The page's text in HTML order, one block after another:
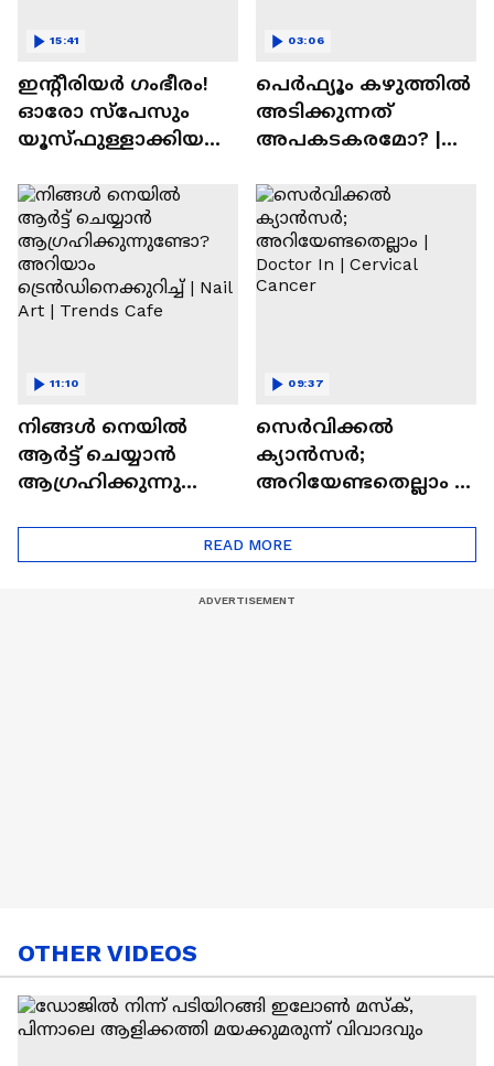
ഇന്റീരിയർ ഗംഭീരം!
ഓരോ സ്‌പേസും
യൂസ്ഫുള്ളാക്കിയ
15:41
പെർഫ്യൂം കഴുത്തിൽ
അടിക്കുന്നത്
അപകടകരമോ? |
03:06
നിങ്ങൾ നെയിൽ
ആർട്ട് ചെയ്യാൻ
ആഗ്രഹിക്കുന്നുണ്ടോ
ട്രെൻഡിനെക്കുറിച്ച് |
Nail Art | Trends Cafe
11:10
സെർവിക്കൽ
ക്യാൻസർ;
അറിയേണ്ടതെല്ലാം |
Cancer
09:37
READ MORE
OTHER VIDEOS